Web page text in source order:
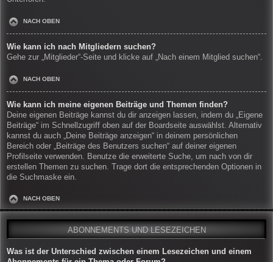
NACH OBEN
Wie kann ich nach Mitgliedern suchen?
Gehe zur „Mitglieder“-Seite und klicke auf „Nach einem Mitglied suchen“.
NACH OBEN
Wie kann ich meine eigenen Beiträge und Themen finden?
Deine eigenen Beiträge kannst du dir anzeigen lassen, indem du „Eigene
Beiträge“ im Schnellzugriff oben auf der Boardseite auswählst. Alternativ
kannst du auch „Deine Beiträge anzeigen“ in deinem persönlichen
Bereich oder „Beiträge des Benutzers suchen“ auf deiner eigenen
Profilseite verwenden. Benutze die erweiterte Suche, um nach von dir
erstellen Themen zu suchen. Trage dort die entsprechenden Optionen in
die Suchmaske ein.
NACH OBEN
ABONNEMENTS UND LESEZEICHEN
Was ist der Unterschied zwischen einem Lesezeichen und einem